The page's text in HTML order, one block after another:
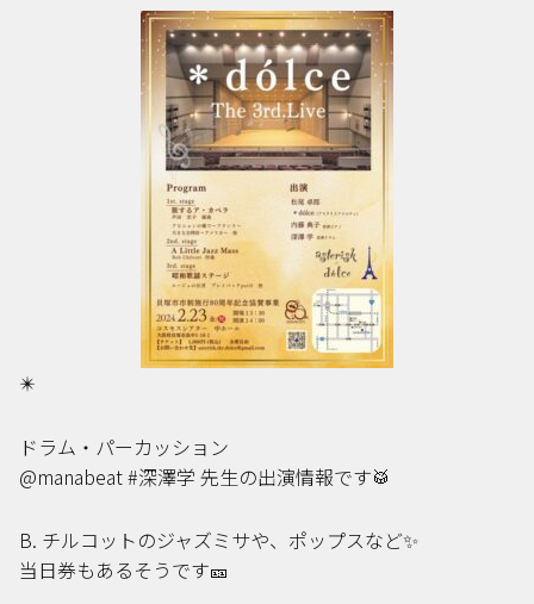
✴️
ドラム・パーカッション
@manabeat #深澤学 先生の出演情報です🥁
B. チルコットのジャズミサや、ポップスなど✨
当日券もあるそうです🎫